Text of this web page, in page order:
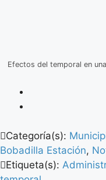
Efectos del temporal en
Categoría(s):
Bobadilla Estación,
Etiqueta(s):